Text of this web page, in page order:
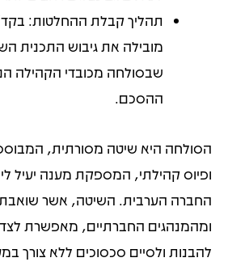
תהליך קבלת ההחלטות:
מובילה את גיבוש התכנית
שבסולחה מכובדי הקהילה
ההסכם.
הסולחה היא שיטה מסורתית,
ופיוס קהילתי, המספקת מענה יעיל
החברה הערבית. השיטה, אשר
ומהמנהגים החברתיים, מאפשרת
להבנות ולסיים סכסוכים ללא צורך